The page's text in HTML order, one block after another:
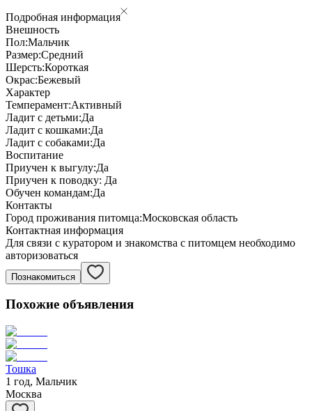
Подробная информация
Внешность
Пол:Мальчик
Размер:Средний
Шерсть:Короткая
Окрас:Бежевый
Характер
Темперамент:Активный
Ладит с детьми:Да
Ладит с кошками:Да
Ладит с собаками:Да
Воспитание
Приучен к выгулу:Да
Приучен к поводку: Да
Обучен командам:Да
Контакты
Город проживания питомца:Московская область
Контактная информация
Для связи с куратором и знакомства с питомцем необходимо
авторизоваться
Познакомиться
Похожие объявления
Тошка
1 год, Мальчик
Москва